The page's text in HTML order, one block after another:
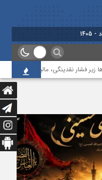
نقدینگی، مالیات و افت عملیات